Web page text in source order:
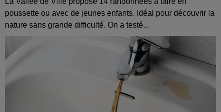
poussette ou avec de jeunes enfants. Idéal pour découvrir la
nature sans grande difficulté. On a testé...